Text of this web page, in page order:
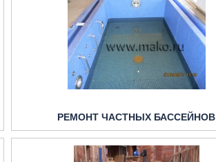
РЕМОНТ ЧАСТНЫХ БАССЕЙНОВ